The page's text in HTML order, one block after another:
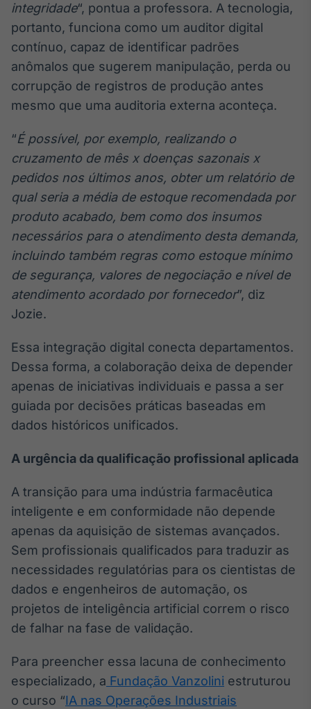
integridade“, pontua a professora. A tecnologia,
portanto, funciona como um auditor digital
contínuo, capaz de identificar padrões
anômalos que sugerem manipulação, perda ou
corrupção de registros de produção antes
mesmo que uma auditoria externa aconteça.
“É possível, por exemplo, realizando o
cruzamento de mês x doenças sazonais x
pedidos nos últimos anos, obter um relatório de
qual seria a média de estoque recomendada por
produto acabado, bem como dos insumos
necessários para o atendimento desta demanda,
incluindo também regras como estoque mínimo
de segurança, valores de negociação e nível de
atendimento acordado por fornecedor”, diz
Jozie.
Essa integração digital conecta departamentos.
Dessa forma, a colaboração deixa de depender
apenas de iniciativas individuais e passa a ser
guiada por decisões práticas baseadas em
dados históricos unificados.
A urgência da qualificação profissional aplicada
A transição para uma indústria farmacêutica
inteligente e em conformidade não depende
apenas da aquisição de sistemas avançados.
Sem profissionais qualificados para traduzir as
necessidades regulatórias para os cientistas de
dados e engenheiros de automação, os
projetos de inteligência artificial correm o risco
de falhar na fase de validação.
Para preencher essa lacuna de conhecimento
especializado, a Fundação Vanzolini estruturou
o curso “IA nas Operações Industriais